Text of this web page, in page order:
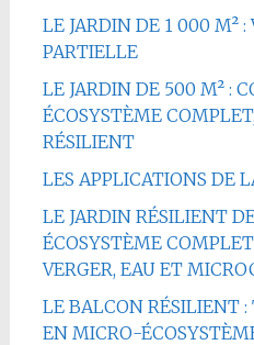
LE JARDIN DE 1 000 M² :
PARTIELLE
LE JARDIN DE 500 M² :
ÉCOSYSTÈME
RÉSILIENT
LES APPLICATIONS DE
LE JARDIN RÉSILIENT
ÉCOSYSTÈME
VERGER, EAU ET
LE BALCON RÉSILIENT
EN MICRO-